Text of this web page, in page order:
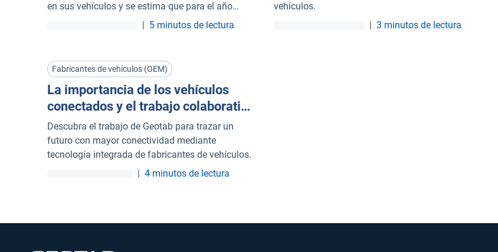
en sus vehículos y se estima que para el año
2024, el 82,7% (artículo en inglés) de todos los
| 5 minutos de lectura
vehículos.
| 3 minutos de lectura
Fabricantes de vehículos (OEM)
La importancia de los vehículos
conectados y el trabajo colaborativo
con los fabricantes de vehículo
Descubra el trabajo de Geotab para trazar un
futuro con mayor conectividad mediante
tecnología integrada de fabricantes de vehículos.
| 4 minutos de lectura